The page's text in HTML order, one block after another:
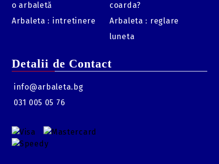
o arbaletă
Arbaleta : intretinere
coarda?
Arbaleta : reglare
luneta
Detalii de Contact
info@arbaleta.bg
031 005 05 76